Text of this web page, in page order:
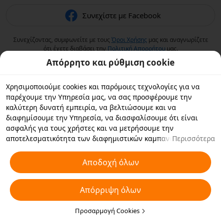
Συνεχίστε με Facebook
Συνεχίζοντας, συμφωνείτε με τους Όροι Χρήσης μας και αναγνωρίζετε
ότι έχετε διαβάσει την Πολιτική Aπορρήτουμας.
Απόρρητο και ρύθμιση cookie
Χρησιμοποιούμε cookies και παρόμοιες τεχνολογίες για να
παρέχουμε την Υπηρεσία μας, να σας προσφέρουμε την
καλύτερη δυνατή εμπειρία, να βελτιώσουμε και να
διαφημίσουμε την Υπηρεσία, να διασφαλίσουμε ότι είναι
ασφαλής για τους χρήστες και να μετρήσουμε την
αποτελεσματικότητα των διαφημιστικών καμπανιών. Εάν
συνεργάτες με τους οποίους συνεργαζόμαστε να αποθηκεύουν
cookies και παρόμοιες τεχνολογίες στη συσκευή σας για
διαφημιστικούς σκοπούς. Μπορείτε επίσης να κάνετε
"Απόρριψη όλων" για τα μη απαραίτητα cookie ή να επιλέξετε
ποιους τύπους cookies θέλετε να αποδεχτείτε ή να
απενεργοποιήσετε κάνοντας κλικ στην επιλογή "Προσαρμογή
Περισσότερα
Αποδοχή όλων
Απόρριψη όλων
Προσαρμογή Cookies